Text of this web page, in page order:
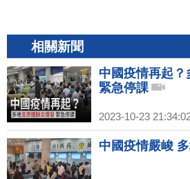
相關新聞
中國疫情再起
緊急停課
2023-10-23
中國疫情嚴峻